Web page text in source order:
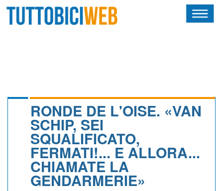
CALENDARIO
ALBI D'ORO
RONDE DE L'OISE. «VAN
SCHIP, SEI
SQUALIFICATO,
FERMATI!... E ALLORA...
CHIAMATE LA
GENDARMERIE»